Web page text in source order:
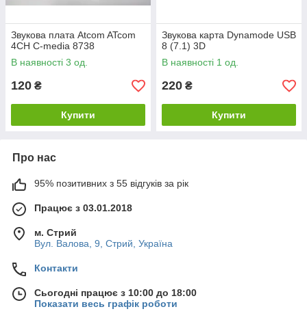
Звукова плата Atcom ATcom
4CH C-media 8738
В наявності 3 од.
120 ₴
Купити
Звукова карта Dynamode USB
8 (7.1) 3D
В наявності 1 од.
220 ₴
Купити
Про нас
95% позитивних з 55 відгуків за рік
Працює з 03.01.2018
м. Стрий
Вул. Валова, 9, Стрий, Україна
Контакти
Сьогодні працює з 10:00 до 18:00
Показати весь графік роботи